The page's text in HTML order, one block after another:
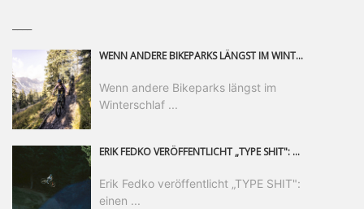
WENN ANDERE BIKEPARKS LÄNGST IM WINTERSCHLAF SIND, IST MAN IN SAALFELDEN LEOGANG IMMER NOCH AM MOUNTAINBIKEN. IST DER HERBST DIE SCHÖNSTE ZEIT DES JAHRES? AUF DEN TRAILS RUND UM SAALFELDEN LEOGANG UND IM EPIC BIKEPARK LEOGANG IST ER DAS AUF JEDEN FALL – UND DIE GEFÜHLT DIE LÄNGSTE NOCH DAZU. NOCH BIS MINDESTENS 8. NOVEMBER STEHT DAS PINZGAUER MOUNTAINBIKE-PARADIES ALLEN RIDERN OFFEN, DIE EINFACH NICHT GENUG KRIEGEN KÖNNEN. DABEI HÄLT DIE GOLDENE JAHRESZEIT IN SAALFELDEN LEOGANG WEIT MEHR ALS LINES, TRAILS UND HERBSTPANORAMEN BEREIT: MIT DEM BIKE FESTIVAL, VERSCHIEDENEN LADIES SHRED EVENTS UND EINEM DIE GESAMTE SAISON ANDAUERNDEN PHOTO CONTEST ZUM 25-JÄHRIGEN BIKEPARK-JUBILÄUM GIBT ES RUND UM ÖSTERREICHS ÄLTESTEN BIKEPARK EINIGES ZU ERLEBEN.
Wenn andere Bikeparks längst im
Winterschlaf ...
ERIK FEDKO VERÖFFENTLICHT „TYPE SHIT": EINEN 23-MINÜTIGEN MOUNTAINBIKE-FILM, ÜBER DREI JAHRE RUND UM DIE WELT GEDREHT. ZEITGLEICH LAUNCHT ER DIE GLEICHNAMIGE KOLLEKTION SEINER BRAND TYPE. EIN SEGMENT DES FILMS ERSCHEINT SEPARAT AUF RED BULL BIKE.
Erik Fedko veröffentlicht „TYPE SHIT":
einen ...